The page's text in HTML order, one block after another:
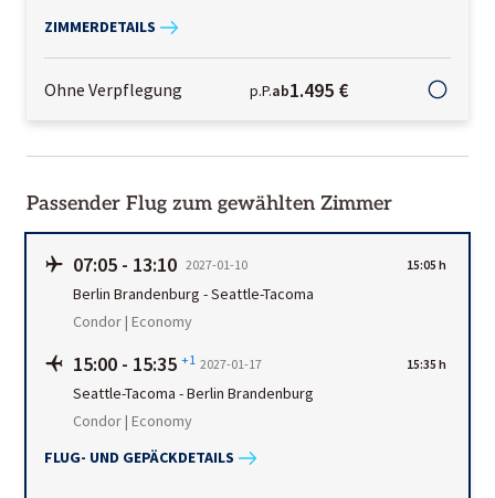
ZIMMERDETAILS
Ohne Verpflegung p.P.ab1.495 €
Passender Flug zum gewählten Zimmer
07:05 - 13:10 2027-01-10 15:05 h
Berlin Brandenburg -Seattle-Tacoma
Condor | Economy
15:00 - 15:35 +1 2027-01-17 15:35 h
Seattle-Tacoma -Berlin Brandenburg
Condor | Economy
FLUG- UND GEPÄCKDETAILS